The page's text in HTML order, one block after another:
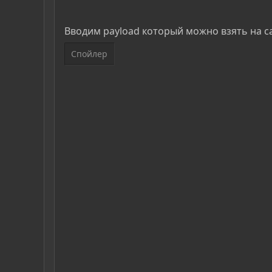
Вводим payload который можно взять на
Спойлер